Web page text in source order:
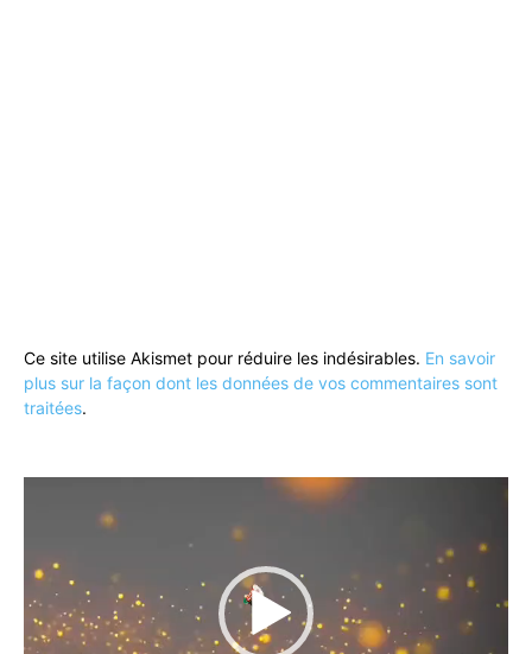
Ce site utilise Akismet pour réduire les indésirables. En savoir
plus sur la façon dont les données de vos commentaires sont
traitées.